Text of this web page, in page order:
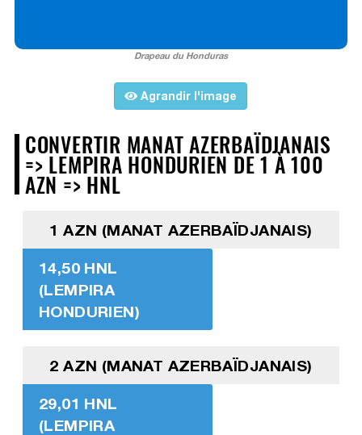
Drapeau du Honduras
Agrandir l'image
CONVERTIR MANAT AZERBAÏDJANAIS
=> LEMPIRA HONDURIEN DE 1 À 100
AZN => HNL
1 AZN (MANAT AZERBAÏDJANAIS)
14,50 HNL
(LEMPIRA
HONDURIEN)
2 AZN (MANAT AZERBAÏDJANAIS)
29,01 HNL
(LEMPIRA